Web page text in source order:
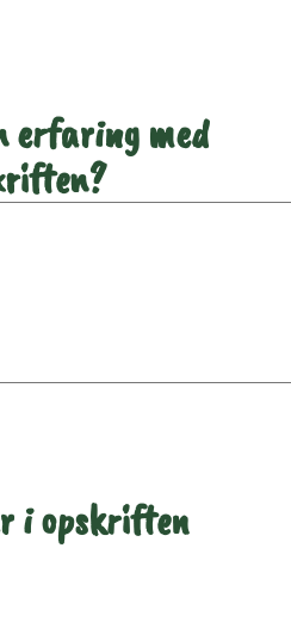
erfaring med
i opskriften